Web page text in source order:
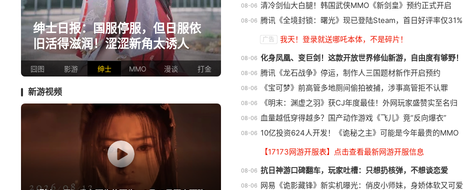
《冒险岛》怀旧服三服大乱斗！
国服人满为患，台服外挂猖狂
正惊漫谈：从MU开始，为什么网
游翅膀成了"躲不掉的刚需"？
囧图 影游 绅士 MMO 漫谈 打金
新游视频
08-06 清冷剑仙大白腿！韩国武侠MMO《新剑皇》预约正式开启
08-06 腾讯《全境封锁：曙光》现已登陆Steam，首日好评率仅31%
广告 我天！登录就送哪吒本体，不是碎片！
08-06 化身凤凰、变巨剑！这款开放世界修仙新游，自由度有够野！
08-06 腾讯《龙石战争》停运，制作人三国题材新作开启预约
08-06 《宝可梦》前高管多地厕间偷拍被捕，涉事高管拒不认罪
08-06 《明末：渊虚之羽》获CJ年度最佳！外网玩家盛赞实至名归
08-06 血量越低穿得越多？国产动作游戏《飞儿》竟“反向爆衣”
08-06 10亿投资624人开发！《诡秘之主》可能是今年最贵的MMO
【17173网游开服表】点击查看最新网游开服信息
08-06 抗日神游口碑翻车，玩家吐槽：只想扔核弹，不想谈恋爱
08-06 网易《诡影藏锋》新实机曝光：俏皮小师妹，身娇体软又可爱